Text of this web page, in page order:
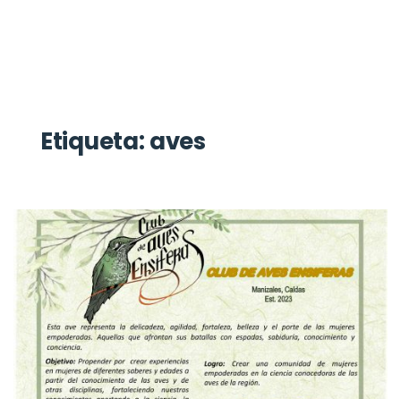
Etiqueta:aves